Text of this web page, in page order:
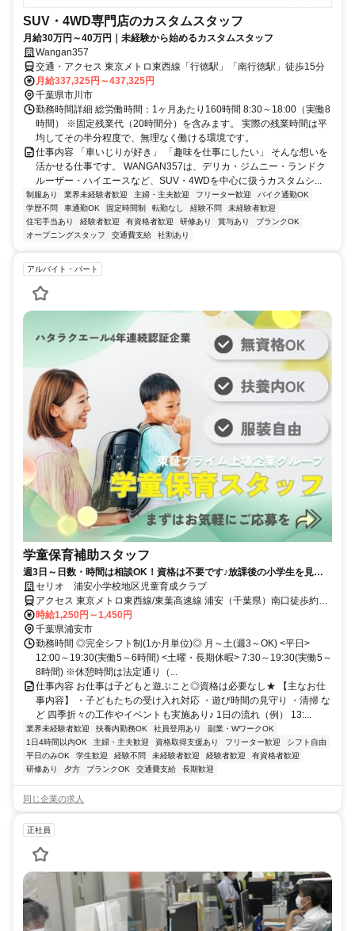
SUV・4WD専門店のカスタムスタッフ
月給30万円～40万円｜未経験から始めるカスタムスタッフ
Wangan357
交通・アクセス 東京メトロ東西線「行徳駅」「南行徳駅」徒歩15分
月給337,325円～437,325円
千葉県市川市
勤務時間詳細 総労働時間：1ヶ月あたり160時間 8:30～18:00（実働8
時間） ※固定残業代（20時間分）を含みます。 実際の残業時間は平
均してその半分程度で、無理なく働ける環境です。
仕事内容 「車いじりが好き」 「趣味を仕事にしたい」 そんな想いを
活かせる仕事です。 WANGAN357は、デリカ・ジムニー・ランドク
ルーザー・ハイエースなど、SUV・4WDを中心に扱うカスタムシ...
制服あり 業界未経験者歓迎 主婦・主夫歓迎 フリーター歓迎
バイク通勤OK
学歴不問
車通勤OK 固定時間制 転勤なし 経験不問
未経験者歓迎
住宅手当あり
経験者歓迎 有資格者歓迎 研修あり 賞与あり
ブランクOK
オープニングスタッフ
交通費支給 社割あり
アルバイト・パート
学童保育補助スタッフ
週3日～日数・時間は相談OK！資格は不要です♪放課後の小学生を見守
りましょう！未経験スタート応援！
セリオ 浦安小学校地区児童育成クラブ
アクセス 東京メトロ東西線/東葉高速線 浦安（千葉県）南口徒歩約5
分、東京メトロ東西線/ＪＲ中央本線 南行徳南口徒歩約16分、東京メ
トロ東西線/ＪＲ中央本線 葛西博物館口徒歩約30分
時給1,250円～1,450円
千葉県浦安市
勤務時間 ◎完全シフト制(1か月単位)◎ 月～土(週3～OK) <平日>
12:00～19:30(実働5～6時間) <土曜・長期休暇> 7:30～19:30(実働5～
8時間) ※休憩時間は法定通り（...
仕事内容 お仕事は子どもと遊ぶこと◎資格は必要なし★ 【主なお仕
事内容】 ・子どもたちの受け入れ対応 ・遊び時間の見守り ・清掃 な
ど 四季折々の工作やイベントも実施あり♪ 1日の流れ（例） 13:...
業界未経験者歓迎 扶養内勤務OK 社員登用あり
副業・WワークOK
1日4時間以内OK
主婦・主夫歓迎 資格取得支援あり フリーター歓迎
シフト自由
平日のみOK
学生歓迎 経験不問 未経験者歓迎 経験者歓迎
有資格者歓迎
研修あり
夕方 ブランクOK 交通費支給 長期歓迎
同じ企業の求人
正社員